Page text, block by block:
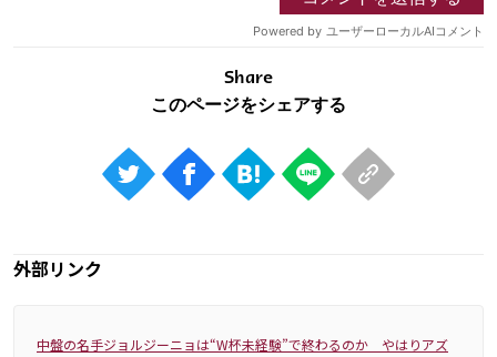
Share
外部リンク
中盤の名手ジョルジーニョは“W杯未経験”で終わるのか やはりアズ